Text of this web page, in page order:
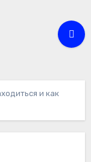
и как